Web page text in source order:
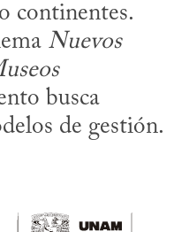
continentes.
Nuevos
busca
de gestión.